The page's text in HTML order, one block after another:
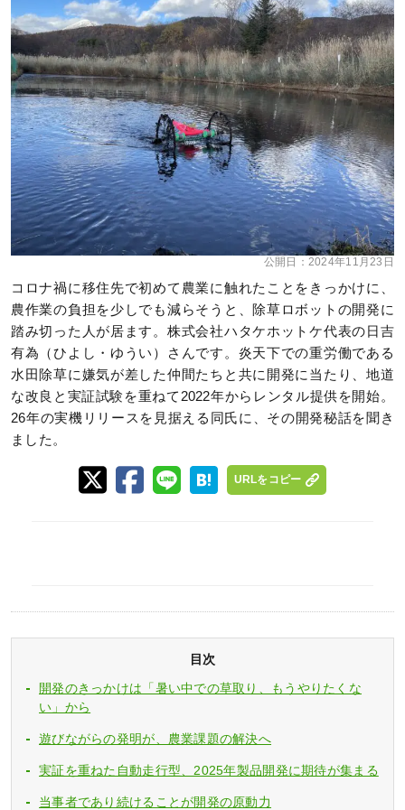
公開日： 2024年11月23日
コロナ禍に移住先で初めて農業に触れたことをきっかけに、
農作業の負担を少しでも減らそうと、除草ロボットの開発に
踏み切った人が居ます。株式会社ハタケホットケ代表の日吉
有為（ひよし・ゆうい）さんです。炎天下での重労働である
水田除草に嫌気が差した仲間たちと共に開発に当たり、地道
な改良と実証試験を重ねて2022年からレンタル提供を開始。
26年の実機リリースを見据える同氏に、その開発秘話を聞き
ました。
URLをコピー
目次
開発のきっかけは「暑い中での草取り、もうやりたくな
い」から
遊びながらの発明が、農業課題の解決へ
実証を重ねた自動走行型、2025年製品開発に期待が集まる
当事者であり続けることが開発の原動力